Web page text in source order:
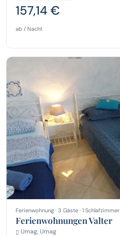
157,14 €
ab / Nacht
Ferienwohnung · 3 Gäste · 1 Schlafzimmer
Ferienwohnungen Valter
Umag, Umag